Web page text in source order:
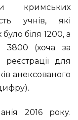
кримських
учнів, які
біля 1200, а
3800 (хоча за
для
анексованого
2016 року.